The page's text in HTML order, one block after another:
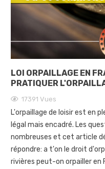
LOI ORPAILLAGE EN
PRATIQUER
17391 Vues
L'orpaillage de loisir est en
légal mais encadré. Les
nombreuses et cet article
répondre: a t'on le droit
rivières peut-on orpailler en